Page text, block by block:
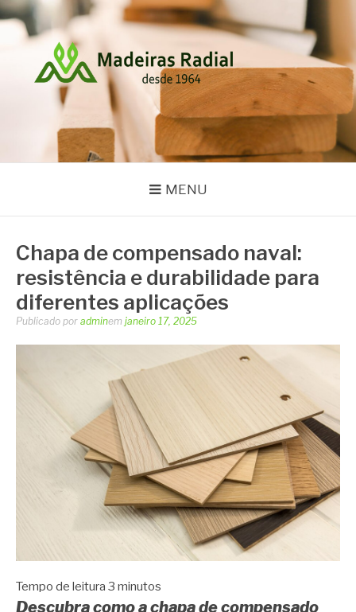
Pular
para
conteúdo
MADEIRAS RADIAL
MENU
Chapa de compensado naval:
resistência e durabilidade para
diferentes aplicações
Publicado por adminem janeiro 17, 2025
Tempo de leitura 3 minutos
Descubra como a chapa de compensado